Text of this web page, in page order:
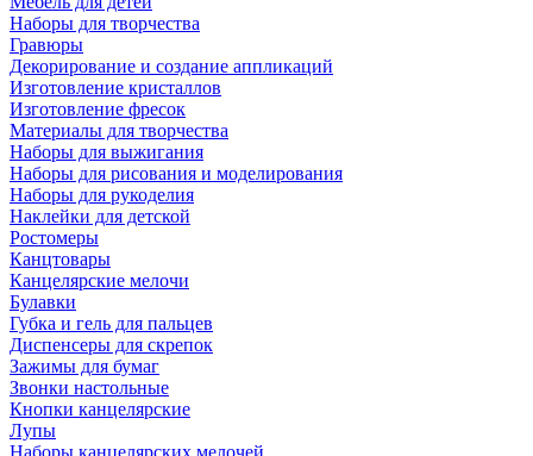
Наборы для творчества
Гравюры
Декорирование и создание аппликаций
Изготовление кристаллов
Изготовление фресок
Материалы для творчества
Наборы для выжигания
Наборы для рисования и моделирования
Наборы для рукоделия
Наклейки для детской
Ростомеры
Канцтовары
Канцелярские мелочи
Булавки
Губка и гель для пальцев
Диспенсеры для скрепок
Зажимы для бумаг
Звонки настольные
Кнопки канцелярские
Лупы
Наборы канцелярских мелочей